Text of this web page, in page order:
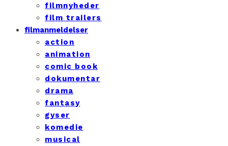
filmnyheder
film trailers
filmanmeldelser
action
animation
comic book
dokumentar
drama
fantasy
gyser
komedie
musical